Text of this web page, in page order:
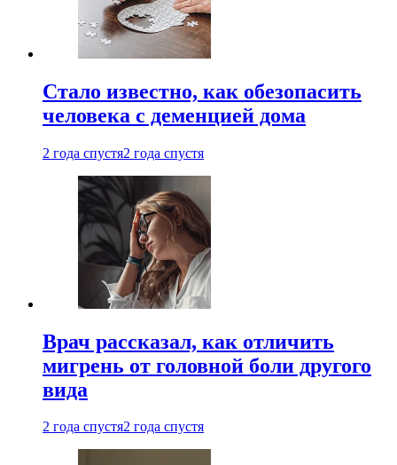
Стало известно, как обезопасить
человека с деменцией дома
2 года спустя2 года спустя
Врач рассказал, как отличить
мигрень от головной боли другого
вида
2 года спустя2 года спустя